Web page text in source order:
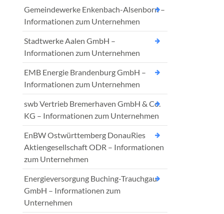
Gemeindewerke Enkenbach-Alsenborn –
Informationen zum Unternehmen
Stadtwerke Aalen GmbH –
Informationen zum Unternehmen
EMB Energie Brandenburg GmbH –
Informationen zum Unternehmen
swb Vertrieb Bremerhaven GmbH & Co.
KG – Informationen zum Unternehmen
EnBW Ostwürttemberg DonauRies
Aktiengesellschaft ODR – Informationen
zum Unternehmen
Energieversorgung Buching-Trauchgau
GmbH – Informationen zum
Unternehmen